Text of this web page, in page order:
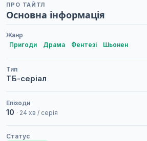
ПРО ТАЙТЛ
Основна інформація
Жанр
Пригоди
Драма Фентезі Шьонен
Тип
ТБ-серіал
Епізоди
10 · 24 хв / серія
Статус